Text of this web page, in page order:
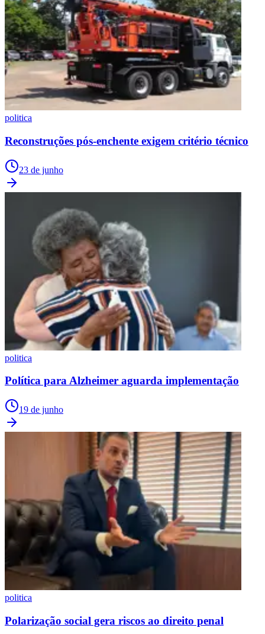
politica
Reconstruções pós-enchente exigem critério técnico
23 de junho
politica
Política para Alzheimer aguarda implementação
19 de junho
politica
Polarização social gera riscos ao direito penal